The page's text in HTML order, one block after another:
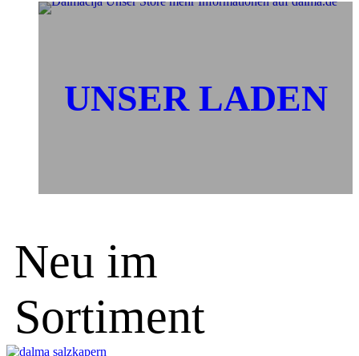
UNSER LADEN
Neu im
Sortiment